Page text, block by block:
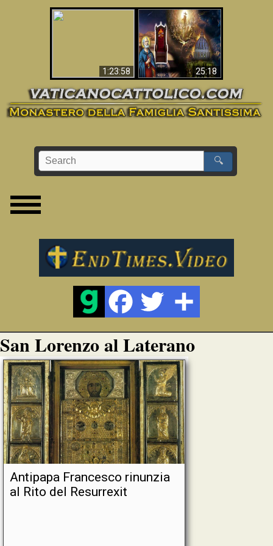
1:23:58 25:18
La Bibbia ha previsto
70 anni senza Papa?
🔍
San Lorenzo al Laterano
Antipapa Francesco rinunzia
al Rito del Resurrexit